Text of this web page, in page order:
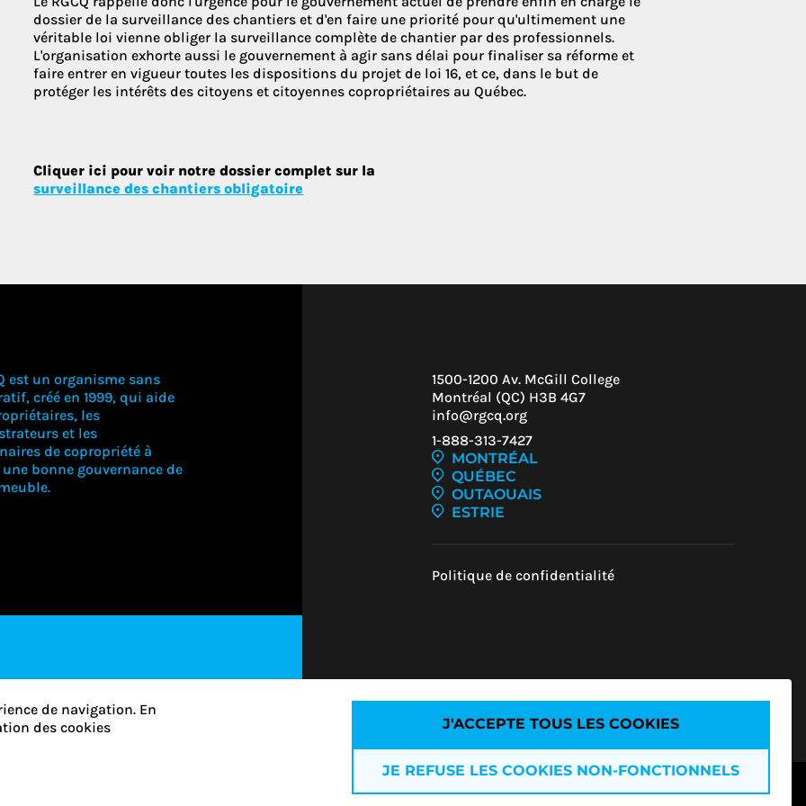
dossier de la surveillance des chantiers et d'en faire une priorité pour qu'ultimement une
véritable loi vienne obliger la surveillance complète de chantier par des professionnels.
L'organisation exhorte aussi le gouvernement à agir sans délai pour finaliser sa réforme et
faire entrer en vigueur toutes les dispositions du projet de loi 16, et ce, dans le but de
protéger les intérêts des citoyens et citoyennes copropriétaires au Québec.
Cliquer ici pour voir notre dossier complet sur la
surveillance des chantiers obligatoire
VOIR CE
de navigation. En
des cookies
J'ACCEPTE TOUS LES COOKIES
JE REFUSE LES COOKIES NON-FONCTIONNELS
est un organisme sans
créé en 1999, qui aide
les
et les
de copropriété à
bonne gouvernance de
S'ABONNER
1500-1200 Av. McGill College
Montréal (QC) H3B 4G7
info@rgcq.org
1-888-313-7427
MONTRÉAL
QUÉBEC
OUTAOUAIS
ESTRIE
Politique de confidentialité